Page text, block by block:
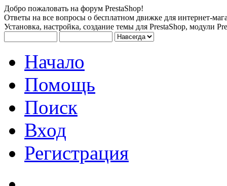
Добро пожаловать на форум PrestaShop!
Ответы на все вопросы о бесплатном движке для интернет-
Установка, настройка, создание темы для PrestaShop, модули
Начало
Помощь
Поиск
Вход
Регистрация